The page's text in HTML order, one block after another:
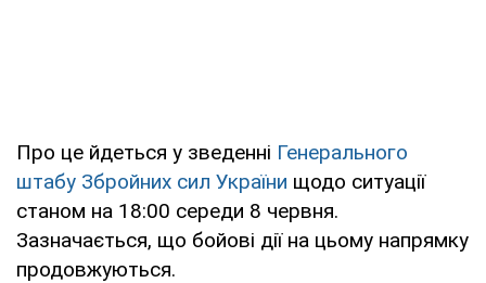
Про це йдеться у зведенні Генерального
штабу Збройних сил України щодо ситуації
станом на 18:00 середи 8 червня.
Зазначається, що бойові дії на цьому напрямку
продовжуються.